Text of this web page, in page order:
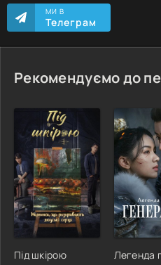
МИ В
Телеграм
Рекомендуємо до
Під шкірою
Легенда